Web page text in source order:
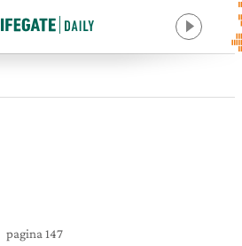
pagina 147